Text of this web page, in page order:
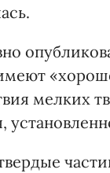
мелких